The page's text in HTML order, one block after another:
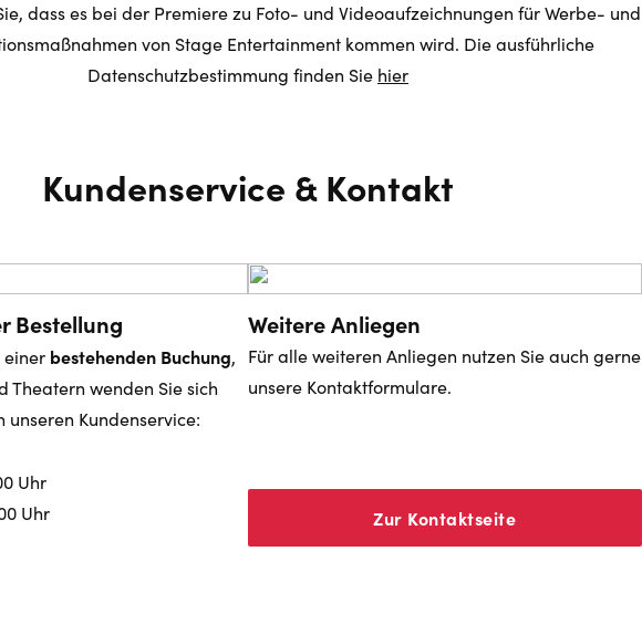
dass es bei der Premiere zu Foto- und Videoaufzeichnungen für Werbe- und
von Stage Entertainment kommen wird. Die ausführliche
Datenschutzbestimmung finden Sie hier
Kundenservice & Kontakt
Bestellung
einer bestehenden Buchung,
Theatern wenden Sie sich
unseren Kundenservice:
Uhr
Uhr
Weitere Anliegen
Für alle weiteren Anliegen nutzen Sie auch gerne
unsere Kontaktformulare.
Zur Kontaktseite